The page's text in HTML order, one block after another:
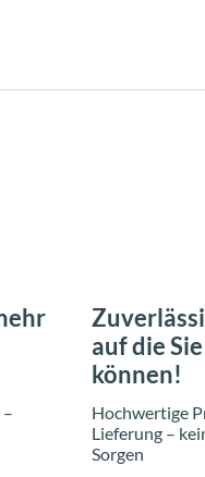
auf die
können!
Hochwertige
Lieferung –
Sorgen